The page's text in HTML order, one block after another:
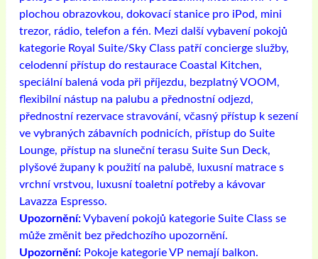
plochou obrazovkou, dokovací stanice pro iPod, mini
trezor, rádio, telefon a fén. Mezi další vybavení pokojů
kategorie Royal Suite/Sky Class patří concierge služby,
celodenní přístup do restaurace Coastal Kitchen,
speciální balená voda při příjezdu, bezplatný VOOM,
flexibilní nástup na palubu a přednostní odjezd,
přednostní rezervace stravování, včasný přístup k sezení
ve vybraných zábavních podnicích, přístup do Suite
Lounge, přístup na sluneční terasu Suite Sun Deck,
plyšové župany k použití na palubě, luxusní matrace s
vrchní vrstvou, luxusní toaletní potřeby a kávovar
Lavazza Espresso.
Upozornění:Vybavení pokojů kategorie Suite Class se
může změnit bez předchozího upozornění.
Upozornění: Pokoje kategorie VP nemají balkon.